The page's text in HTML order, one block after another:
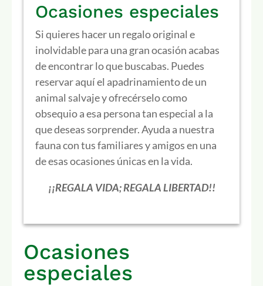
Ocasiones especiales
Si quieres hacer un regalo original e
inolvidable para una gran ocasión acabas
de encontrar lo que buscabas. Puedes
reservar aquí el apadrinamiento de un
animal salvaje y ofrecérselo como
obsequio a esa persona tan especial a la
que deseas sorprender. Ayuda a nuestra
fauna con tus familiares y amigos en una
de esas ocasiones únicas en la vida.
¡¡REGALA VIDA; REGALA LIBERTAD!!
Ocasiones
especiales